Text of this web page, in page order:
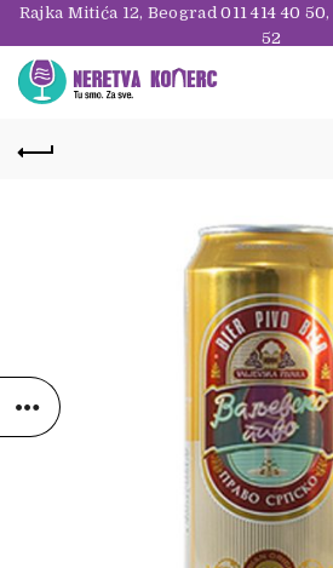
Rajka Mitića 12, Beograd011 414 40 50,
52